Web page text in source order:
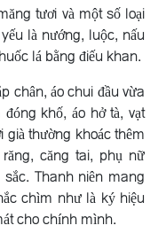
tươi và một số loại
là nướng, luộc, nấu
lá bằng điếu khan.
chân, áo chui đầu vừa
khố, áo hở tà, vạt
thường khoác thêm
căng tai, phụ nữ
Thanh niên mang
chìm như là ký hiệu
cho chính mình.